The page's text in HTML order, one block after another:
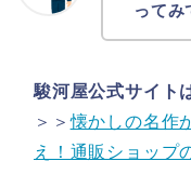
ってみ
駿河屋公式サイト
＞＞懐かしの名作
え！通販ショップ